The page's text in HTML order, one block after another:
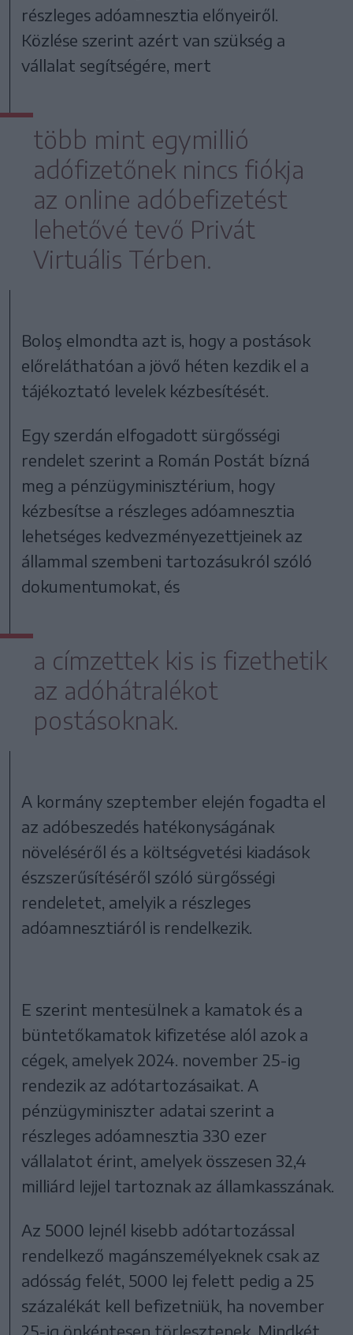
részleges adóamnesztia előnyeiről.
Közlése szerint azért van szükség a
vállalat segítségére, mert
több mint egymillió
adófizetőnek nincs fiókja
az online adóbefizetést
lehetővé tevő Privát
Virtuális Térben.
Boloş elmondta azt is, hogy a postások
előreláthatóan a jövő héten kezdik el a
tájékoztató levelek kézbesítését.
Egy szerdán elfogadott sürgősségi
rendelet szerint a Román Postát bízná
meg a pénzügyminisztérium, hogy
kézbesítse a részleges adóamnesztia
lehetséges kedvezményezettjeinek az
állammal szembeni tartozásukról szóló
dokumentumokat, és
a címzettek kis is fizethetik
az adóhátralékot
postásoknak.
A kormány szeptember elején fogadta el
az adóbeszedés hatékonyságának
növeléséről és a költségvetési kiadások
észszerűsítéséről szóló sürgősségi
rendeletet, amelyik a részleges
adóamnesztiáról is rendelkezik.
E szerint mentesülnek a kamatok és a
büntetőkamatok kifizetése alól azok a
cégek, amelyek 2024. november 25-ig
rendezik az adótartozásaikat. A
pénzügyminiszter adatai szerint a
részleges adóamnesztia 330 ezer
vállalatot érint, amelyek összesen 32,4
milliárd lejjel tartoznak az államkasszának.
Az 5000 lejnél kisebb adótartozással
rendelkező magánszemélyeknek csak az
adósság felét, 5000 lej felett pedig a 25
százalékát kell befizetniük, ha november
25-ig önkéntesen törlesztenek. Mindkét